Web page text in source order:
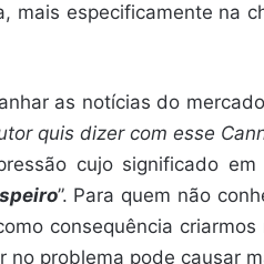
mais especificamente na
as notícias do
quis dizer com esse
cujo significado
”. Para quem não
consequência
no problema pode causar